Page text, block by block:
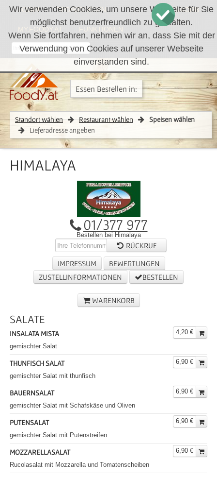
Wir verwenden Cookies, um unsere Webseite für Sie
möglichst benutzerfreundlich zu gestalten.
Wenn Sie fortfahren, nehmen wir an, dass Sie mit der
Verwendung von Cookies auf unserer Webseite
einverstanden sind.
LOGIN REGISTRIEREN WARENKORB
MY.FOODY.AT FUNKTIONEN
RÜCKRUF
Standort wählen Restaurant wählen
Speisen wählen
Lieferadresse angeben
Essen Bestellen in:
HIMALAYA
01/377 977
Bestellen bei Himalaya
RÜCKRUF
IMPRESSUM
BEWERTUNGEN
ZUSTELLINFORMATIONEN
BESTELLEN
WARENKORB
SALATE
INSALATA MISTA
4,20 €
gemischter Salat
THUNFISCH SALAT
6,90 €
gemischter Salat mit thunfisch
BAUERNSALAT
6,90 €
gemischter Salat mit Schafskäse und Oliven
PUTENSALAT
6,90 €
gemischter Salat mit Putenstreifen
MOZZARELLASALAT
6,90 €
Rucolasalat mit Mozzarella und Tomatenscheiben